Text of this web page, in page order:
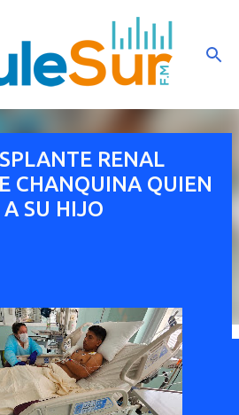
principal
RENAL
CHANQUINA QUIEN
SU HIJO